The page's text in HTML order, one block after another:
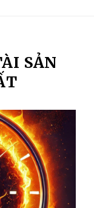
SẢN